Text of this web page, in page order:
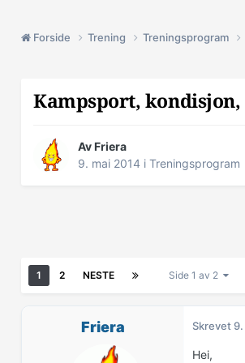
Forside Trening Treningsprogram
Kampsport,
AvFriera
9. mai 2014 i Treningsprogram
1 2 NESTE Side 1 av 2
Friera Skrevet9.
Hei,